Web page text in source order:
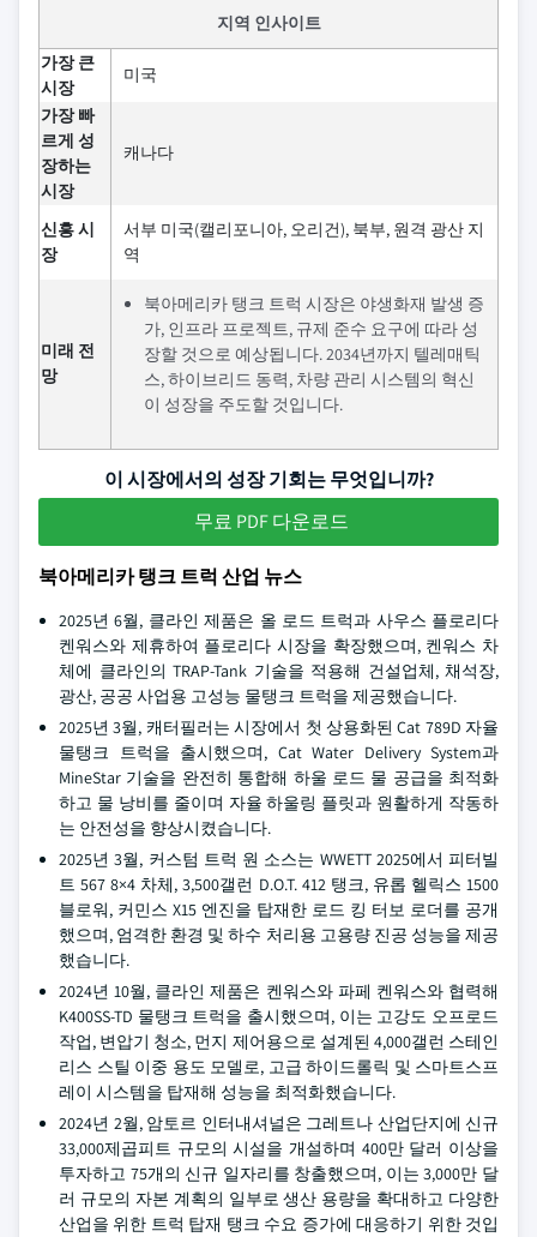
지역 인사이트
가장 큰
시장
미국
가장 빠
르게 성
장하는
시장
캐나다
신흥 시
장
서부 미국(캘리포니아, 오리건), 북부, 원격 광산 지
역
미래 전
망
북아메리카 탱크 트럭 시장은 야생화재 발생 증
가, 인프라 프로젝트, 규제 준수 요구에 따라 성
장할 것으로 예상됩니다. 2034년까지 텔레매틱
스, 하이브리드 동력, 차량 관리 시스템의 혁신
이 성장을 주도할 것입니다.
이 시장에서의 성장 기회는 무엇입니까?
무료 PDF 다운로드
북아메리카 탱크 트럭 산업 뉴스
2025년 6월, 클라인 제품은 올 로드 트럭과 사우스 플로리다
켄워스와 제휴하여 플로리다 시장을 확장했으며, 켄워스 차
체에 클라인의 TRAP-Tank 기술을 적용해 건설업체, 채석장,
광산, 공공 사업용 고성능 물탱크 트럭을 제공했습니다.
2025년 3월, 캐터필러는 시장에서 첫 상용화된 Cat 789D 자율
물탱크 트럭을 출시했으며, Cat Water Delivery System과
MineStar 기술을 완전히 통합해 하울 로드 물 공급을 최적화
하고 물 낭비를 줄이며 자율 하울링 플릿과 원활하게 작동하
는 안전성을 향상시켰습니다.
2025년 3월, 커스텀 트럭 원 소스는 WWETT 2025에서 피터빌
트 567 8×4 차체, 3,500갤런 D.O.T. 412 탱크, 유롭 헬릭스 1500
블로워, 커민스 X15 엔진을 탑재한 로드 킹 터보 로더를 공개
했으며, 엄격한 환경 및 하수 처리용 고용량 진공 성능을 제공
했습니다.
2024년 10월, 클라인 제품은 켄워스와 파페 켄워스와 협력해
K400SS-TD 물탱크 트럭을 출시했으며, 이는 고강도 오프로드
작업, 변압기 청소, 먼지 제어용으로 설계된 4,000갤런 스테인
리스 스틸 이중 용도 모델로, 고급 하이드롤릭 및 스마트스프
레이 시스템을 탑재해 성능을 최적화했습니다.
2024년 2월, 암토르 인터내셔널은 그레트나 산업단지에 신규
33,000제곱피트 규모의 시설을 개설하며 400만 달러 이상을
투자하고 75개의 신규 일자리를 창출했으며, 이는 3,000만 달
러 규모의 자본 계획의 일부로 생산 용량을 확대하고 다양한
산업을 위한 트럭 탑재 탱크 수요 증가에 대응하기 위한 것입